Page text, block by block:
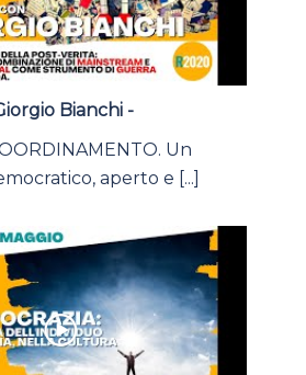
Bianchi -
Un
aperto e [...]